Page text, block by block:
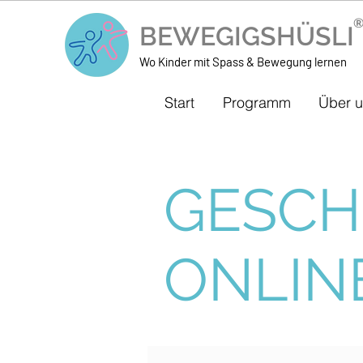
®
BEWEGIGSHÜSLI
Wo Kinder mit Spass & Bewegung lernen
Start Programm Über